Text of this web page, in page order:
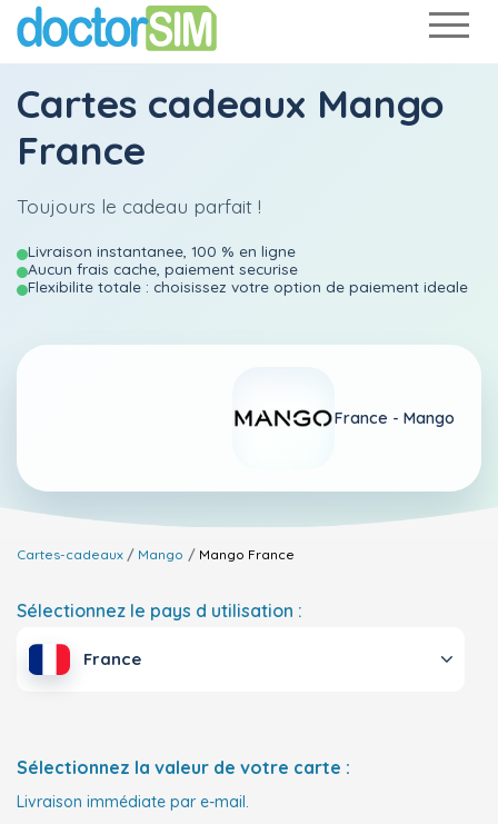
Cartes cadeaux Mango
France
Toujours le cadeau parfait !
Livraison instantanee, 100 % en ligne
Aucun frais cache, paiement securise
Flexibilite totale : choisissez votre option de paiement ideale
France - Mango
Cartes-cadeaux Mango Mango France
Sélectionnez le pays d utilisation :
France
Sélectionnez la valeur de votre carte :
Livraison immédiate par e-mail.